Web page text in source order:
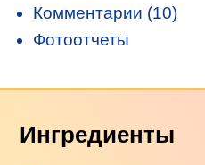
Комментарии (10)
Фотоотчеты
Ингредиенты